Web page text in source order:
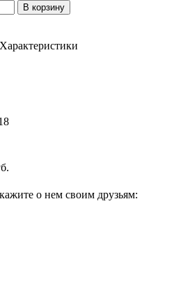
В корзину
Характеристики
о нем своим друзьям: